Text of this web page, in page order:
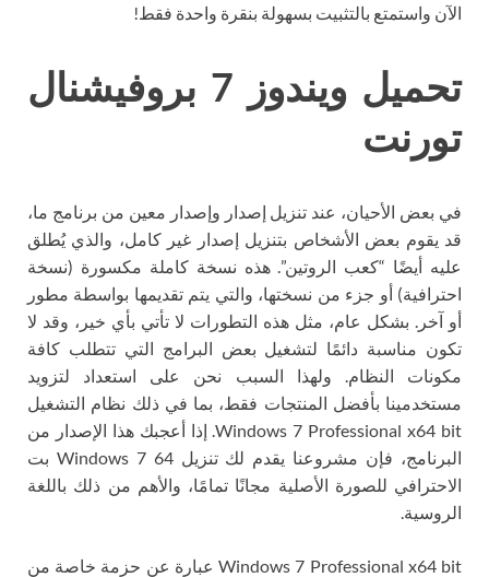
الآن واستمتع بالتثبيت بسهولة بنقرة واحدة فقط!
تحميل ويندوز 7 بروفيشنال
تورنت
في بعض الأحيان، عند تنزيل إصدار وإصدار معين من برنامج ما،
قد يقوم بعض الأشخاص بتنزيل إصدار غير كامل، والذي يُطلق
عليه أيضًا “كعب الروتين”. هذه نسخة كاملة مكسورة (نسخة
احترافية) أو جزء من نسختها، والتي يتم تقديمها بواسطة مطور
أو آخر. بشكل عام، مثل هذه التطورات لا تأتي بأي خير، وقد لا
تكون مناسبة دائمًا لتشغيل بعض البرامج التي تتطلب كافة
مكونات النظام. ولهذا السبب نحن على استعداد لتزويد
مستخدمينا بأفضل المنتجات فقط، بما في ذلك نظام التشغيل
Windows 7 Professional x64 bit. إذا أعجبك هذا الإصدار من
البرنامج، فإن مشروعنا يقدم لك تنزيل Windows 7 64 بت
الاحترافي للصورة الأصلية مجانًا تمامًا، والأهم من ذلك باللغة
الروسية.
Windows 7 Professional x64 bit عبارة عن حزمة خاصة من